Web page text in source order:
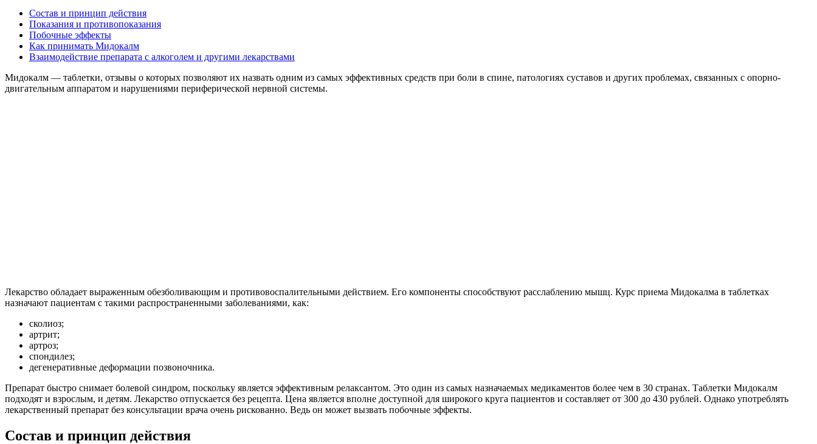
Состав и принцип действия
Показания и противопоказания
Побочные эффекты
Как принимать Мидокалм
Взаимодействие препарата с алкоголем и другими лекарствами
Мидокалм — таблетки, отзывы о которых позволяют их назвать одним из самых эффективных средств при боли в спине, патологиях суставов и других проблемах, связанных с опорно-
двигательным аппаратом и нарушениями периферической нервной системы.
Лекарство обладает выраженным обезболивающим и противовоспалительными действием. Его компоненты способствуют расслаблению мышц. Курс приема Мидокалма в таблетках
назначают пациентам с такими распространенными заболеваниями, как:
сколиоз;
артрит;
артроз;
спондилез;
дегенеративные деформации позвоночника.
Препарат быстро снимает болевой синдром, поскольку является эффективным релаксантом. Это один из самых назначаемых медикаментов более чем в 30 странах. Таблетки Мидокалм
подходят и взрослым, и детям. Лекарство отпускается без рецепта. Цена является вполне доступной для широкого круга пациентов и составляет от 300 до 430 рублей. Однако употреблять
лекарственный препарат без консультации врача очень рискованно. Ведь он может вызвать побочные эффекты.
Состав и принцип действия